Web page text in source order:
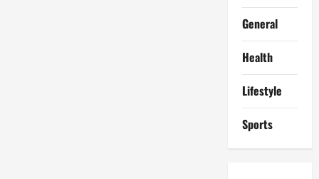
General
Health
Lifestyle
Sports